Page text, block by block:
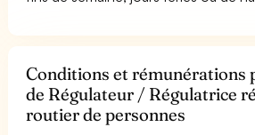
Conditions et rémunérations
de Régulateur / Régulatrice
routier de personnes